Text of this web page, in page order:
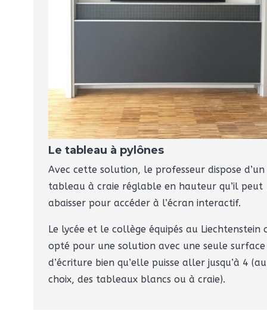
Le tableau à pylônes
Avec cette solution, le professeur dispose d’un
tableau à craie réglable en hauteur qu’il peut
abaisser pour accéder à l’écran interactif.
Le lycée et le collège équipés au Liechtenstein
opté pour une solution avec une seule surface
d’écriture bien qu’elle puisse aller jusqu’à 4 (au
choix, des tableaux blancs ou à craie).